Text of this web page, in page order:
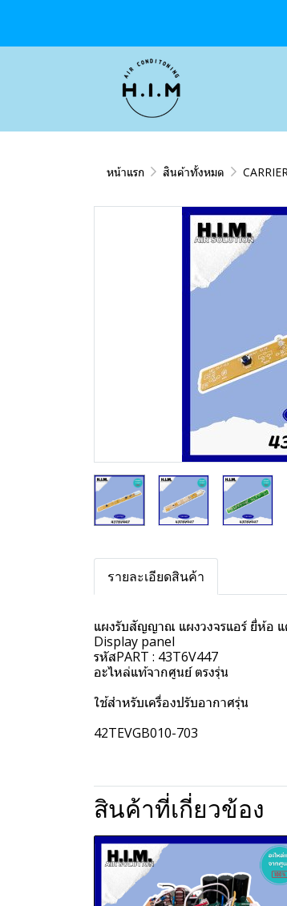
หน้าแรก สินค้าทั้งหมด
รายละเอียดสินค้า
แผงรับสัญญาณ แผงวงจรแอร์ ยี่ห้อ แ
Display panel
รหัสPART : 43T6V447
อะไหล่แท้จากศูนย์ ตรงรุ่น
ใช้สำหรับเครื่องปรับอากาศรุ่น
42TEVGB010-703
สินค้าที่เกี่ยวข้อง